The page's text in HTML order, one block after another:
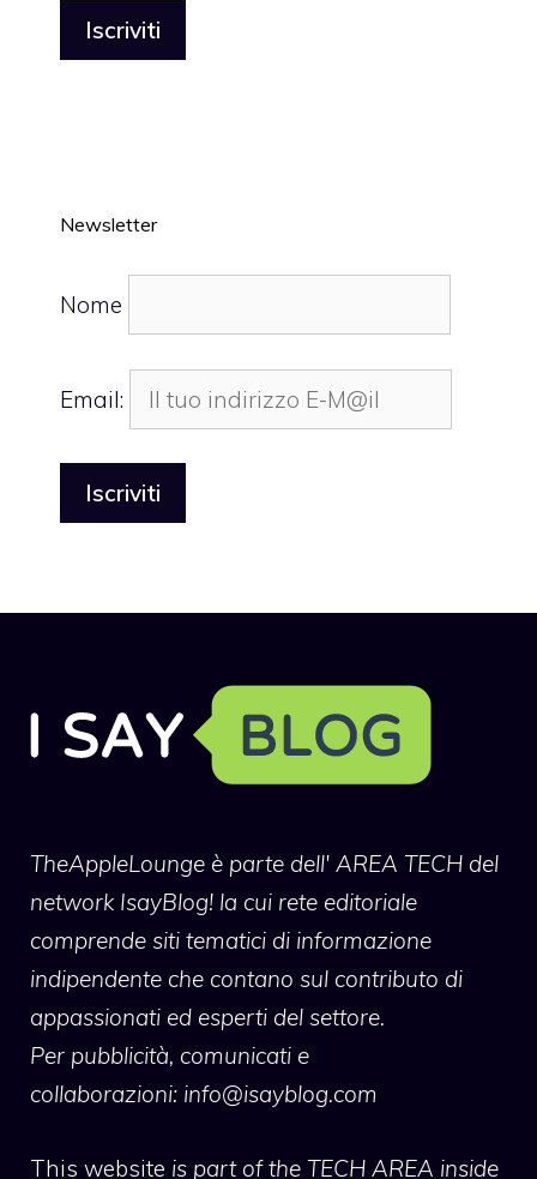
Newsletter
Nome
Email:
TheAppleLounge è parte dell' AREA TECH del
network IsayBlog! la cui rete editoriale
comprende siti tematici di informazione
indipendente che contano sul contributo di
appassionati ed esperti del settore.
Per pubblicità, comunicati e
collaborazioni: info@isayblog.com
This website is part of the TECH AREA inside